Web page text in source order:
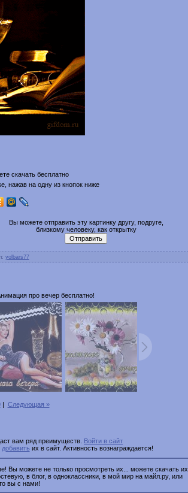
скачать бесплатно
нажав на одну из кнопок ниже
Вы можете отправить эту картинку другу, подруге,
близкому человеку, как открытку
: yolbars77
про вечер бесплатно!
| Следующая »
вам ряд преимуществ. Войти в сайт
добавить их в сайт. Активность вознаграждается!
Вы можете не только просмотреть их... можете скачать их
в блог, в одноклассники, в мой мир на майл.ру, или
вы с нами!